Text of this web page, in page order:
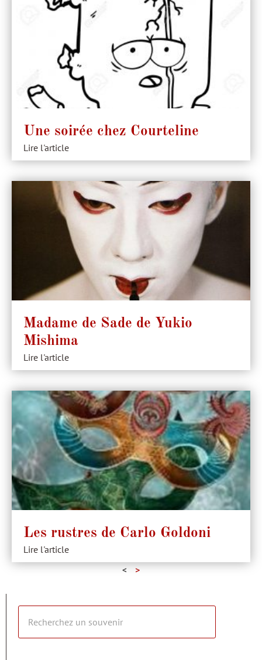
Une soirée chez Courteline
Lire l'article
Madame de Sade de Yukio
Mishima
Lire l'article
Les rustres de Carlo Goldoni
Lire l'article
< >